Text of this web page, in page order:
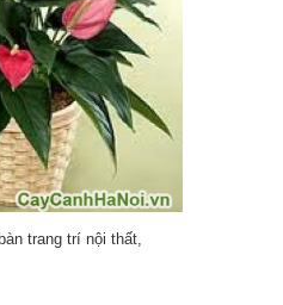
trang trí nội thất,